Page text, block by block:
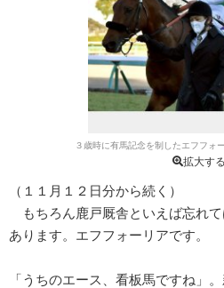
３歳時に有馬記念を制したエフフォ
拡大する
（１１月１２日分から続く）
もちろん鹿戸厩舎といえば忘れ
あります。エフフォーリアです。
「うちのエース、看板馬ですね」